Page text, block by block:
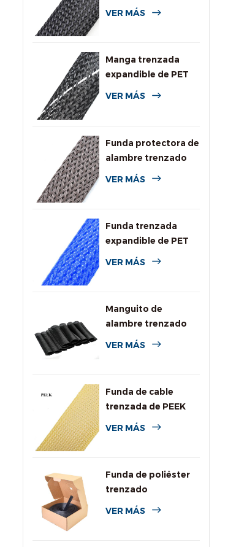
de PET de uso
VER MÁS
Manga trenzada
expandible de PET
de alta resistencia a
VER MÁS
Funda protectora de
alambre trenzado
expandible
VER MÁS
Funda trenzada
expandible de PET
de colores para
VER MÁS
Manguito de
alambre trenzado
expansible de PPS
VER MÁS
Funda de cable
trenzada de PEEK
VER MÁS
Funda de poliéster
trenzado
personalizada con
VER MÁS